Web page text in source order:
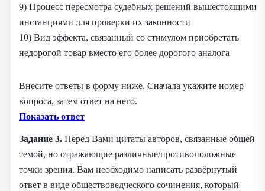
9) Процесс пересмотра судебных решений вышестоящими
инстанциями для проверки их законности
10) Вид эффекта, связанный со стимулом приобретать
недорогой товар вместо его более дорогого аналога
Внесите ответы в форму ниже. Сначала укажите номер
вопроса, затем ответ на него.
Показать ответ
Задание 3. Перед Вами цитаты авторов, связанные общей
темой, но отражающие различные/противоположные
точки зрения. Вам необходимо написать развёрнутый
ответ в виде обществоведческого сочинения, который